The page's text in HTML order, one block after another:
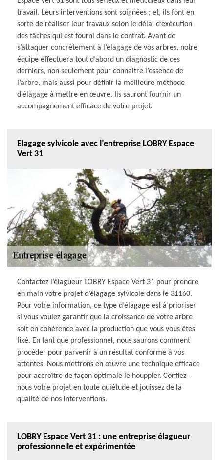
travail. Leurs interventions sont soignées ; et, ils font en
sorte de réaliser leur travaux selon le délai d’exécution
des tâches qui est fourni dans le contrat. Avant de
s’attaquer concrètement à l’élagage de vos arbres, notre
équipe effectuera tout d’abord un diagnostic de ces
derniers, non seulement pour connaitre l’essence de
l’arbre, mais aussi pour définir la meilleure méthode
d’élagage à mettre en œuvre. Ils sauront fournir un
accompagnement efficace de votre projet.
Elagage sylvicole avec l’entreprise LOBRY Espace
Vert 31
Contactez l’élagueur LOBRY Espace Vert 31 pour prendre
en main votre projet d’élagage sylvicole dans le 31160.
Pour votre information, ce type d’élagage est à prioriser
si vous voulez garantir que la croissance de votre arbre
soit en cohérence avec la production que vous vous êtes
fixé. En tant que professionnel, nous saurons comment
procéder pour parvenir à un résultat conforme à vos
attentes. Nous mettrons en œuvre une technique efficace
pour accroître de façon optimale le houppier. Confiez-
nous votre projet en toute quiétude et jouissez de la
qualité de nos interventions.
LOBRY Espace Vert 31 : une entreprise élagueur
professionnelle et expérimentée